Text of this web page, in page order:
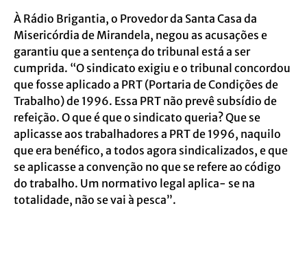
À Rádio Brigantia, o Provedor da Santa Casa da
Misericórdia de Mirandela, negou as acusações e
garantiu que a sentença do tribunal está a ser
cumprida. “O sindicato exigiu e o tribunal concordou
que fosse aplicado a PRT (Portaria de Condições de
Trabalho) de 1996. Essa PRT não prevê subsídio de
refeição. O que é que o sindicato queria? Que se
aplicasse aos trabalhadores a PRT de 1996, naquilo
que era benéfico, a todos agora sindicalizados, e que
se aplicasse a convenção no que se refere ao código
do trabalho. Um normativo legal aplica- se na
totalidade, não se vai à pesca”.